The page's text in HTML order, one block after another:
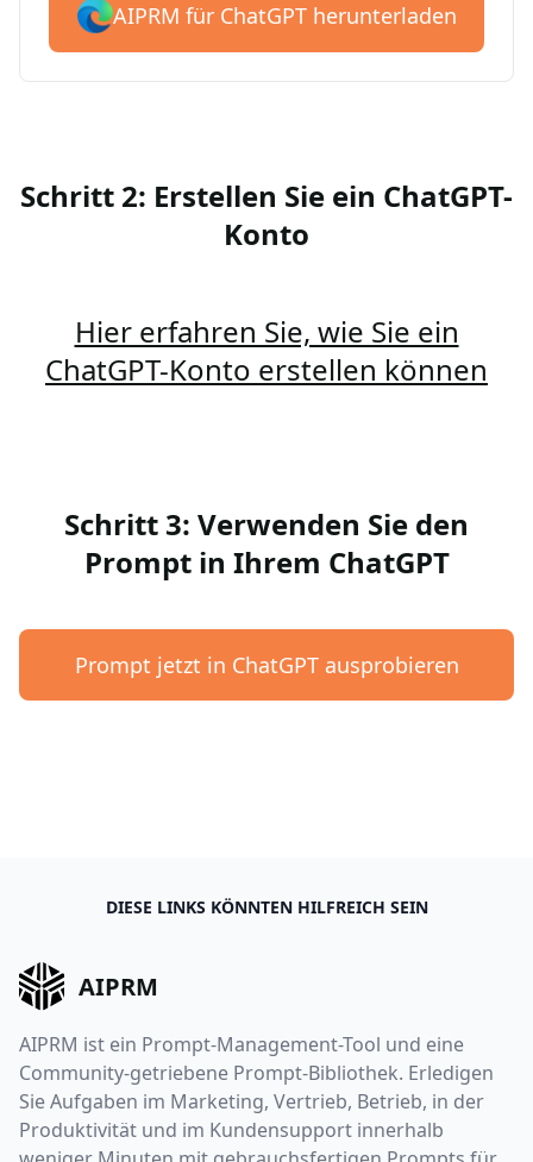
AIPRM für ChatGPT herunterladen
Schritt 2: Erstellen Sie ein ChatGPT-
Konto
Hier erfahren Sie, wie Sie ein
ChatGPT-Konto erstellen können
Schritt 3: Verwenden Sie den
Prompt in Ihrem ChatGPT
Prompt jetzt in ChatGPT ausprobieren
DIESE LINKS KÖNNTEN HILFREICH SEIN
AIPRM
AIPRM ist ein Prompt-Management-Tool und eine
Community-getriebene Prompt-Bibliothek. Erledigen
Sie Aufgaben im Marketing, Vertrieb, Betrieb, in der
Produktivität und im Kundensupport innerhalb